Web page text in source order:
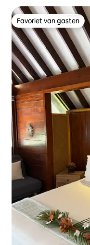
Favoriet van gasten
Favoriet van gasten